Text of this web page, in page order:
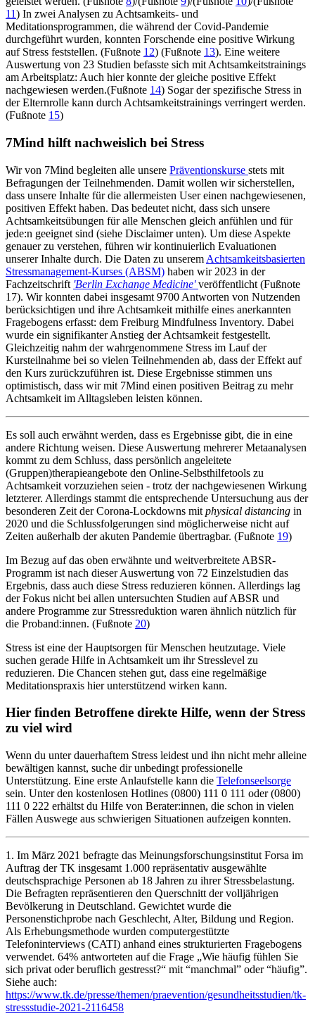
11) In zwei Analysen zu Achtsamkeits- und
Meditationsprogrammen, die während der Covid-Pandemie
durchgeführt wurden, konnten Forschende eine positive Wirkung
auf Stress feststellen. (Fußnote 12) (Fußnote 13). Eine weitere
Auswertung von 23 Studien befasste sich mit Achtsamkeitstrainings
am Arbeitsplatz: Auch hier konnte der gleiche positive Effekt
nachgewiesen werden.(Fußnote 14) Sogar der spezifische Stress in
der Elternrolle kann durch Achtsamkeitstrainings verringert werden.
(Fußnote 15)
7Mind hilft nachweislich bei Stress
Wir von 7Mind begleiten alle unsere Präventionskurse stets mit
Befragungen der Teilnehmenden. Damit wollen wir sicherstellen,
dass unsere Inhalte für die allermeisten User einen nachgewiesenen,
positiven Effekt haben. Das bedeutet nicht, dass sich unsere
Achtsamkeitsübungen für alle Menschen gleich anfühlen und für
jede:n geeignet sind (siehe Disclaimer unten). Um diese Aspekte
genauer zu verstehen, führen wir kontinuierlich Evaluationen
unserer Inhalte durch. Die Daten zu unserem Achtsamkeitsbasierten
Stressmanagement-Kurses (ABSM) haben wir 2023 in der
Fachzeitschrift 'Berlin Exchange Medicine'veröffentlicht (Fußnote
17). Wir konnten dabei insgesamt 9700 Antworten von Nutzenden
berücksichtigen und ihre Achtsamkeit mithilfe eines anerkannten
Fragebogens erfasst: dem Freiburg Mindfulness Inventory. Dabei
wurde ein signifikanter Anstieg der Achtsamkeit festgestellt.
Gleichzeitig nahm der wahrgenommene Stress im Lauf der
Kursteilnahme bei so vielen Teilnehmenden ab, dass der Effekt auf
den Kurs zurückzuführen ist. Diese Ergebnisse stimmen uns
optimistisch, dass wir mit 7Mind einen positiven Beitrag zu mehr
Achtsamkeit im Alltagsleben leisten können.
Es soll auch erwähnt werden, dass es Ergebnisse gibt, die in eine
andere Richtung weisen. Diese Auswertung mehrerer Metaanalysen
kommt zu dem Schluss, dass persönlich angeleitete
(Gruppen)therapieangebote den Online-Selbsthilfetools zu
Achtsamkeit vorzuziehen seien - trotz der nachgewiesenen Wirkung
letzterer. Allerdings stammt die entsprechende Untersuchung aus der
besonderen Zeit der Corona-Lockdowns mit physical distancing in
2020 und die Schlussfolgerungen sind möglicherweise nicht auf
Zeiten außerhalb der akuten Pandemie übertragbar. (Fußnote 19)
Im Bezug auf das oben erwähnte und weitverbreitete ABSR-
Programm ist nach dieser Auswertung von 72 Einzelstudien das
Ergebnis, dass auch diese Stress reduzieren können. Allerdings lag
der Fokus nicht bei allen untersuchten Studien auf ABSR und
andere Programme zur Stressreduktion waren ähnlich nützlich für
die Proband:innen. (Fußnote 20)
Stress ist eine der Hauptsorgen für Menschen heutzutage. Viele
suchen gerade Hilfe in Achtsamkeit um ihr Stresslevel zu
reduzieren. Die Chancen stehen gut, dass eine regelmäßige
Meditationspraxis hier unterstützend wirken kann.
Hier finden Betroffene direkte Hilfe, wenn der Stress
zu viel wird
Wenn du unter dauerhaftem Stress leidest und ihn nicht mehr alleine
bewältigen kannst, suche dir unbedingt professionelle
Unterstützung. Eine erste Anlaufstelle kann die Telefonseelsorge
sein. Unter den kostenlosen Hotlines (0800) 111 0 111 oder (0800)
111 0 222 erhältst du Hilfe von Berater:innen, die schon in vielen
Fällen Auswege aus schwierigen Situationen aufzeigen konnten.
1. Im März 2021 befragte das Meinungsforschungsinstitut Forsa im
Auftrag der TK insgesamt 1.000 repräsentativ ausgewählte
deutschsprachige Personen ab 18 Jahren zu ihrer Stressbelastung.
Die Befragten repräsentieren den Querschnitt der volljährigen
Bevölkerung in Deutschland. Gewichtet wurde die
Personenstichprobe nach Geschlecht, Alter, Bildung und Region.
Als Erhebungsmethode wurden computergestützte
Telefoninterviews (CATI) anhand eines strukturierten Fragebogens
verwendet. 64% antworteten auf die Frage „Wie häufig fühlen Sie
sich privat oder beruflich gestresst?“ mit “manchmal” oder “häufig”.
Siehe auch:
https://www.tk.de/presse/themen/praevention/gesundheitsstudien/tk-
stressstudie-2021-2116458